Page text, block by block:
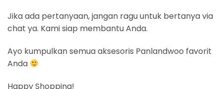
Jika ada pertanyaan, jangan ragu untuk bertanya via
chat ya. Kami siap membantu Anda.
Ayo kumpulkan semua aksesoris Panlandwoo favorit
Anda
Happy Shopping!